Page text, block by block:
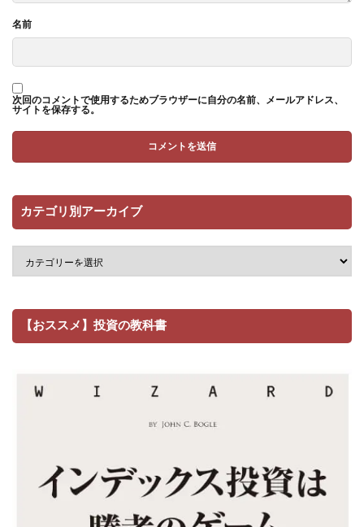
名前
次回のコメントで使用するためブラウザーに自分の名前、メールアドレス、
サイトを保存する。
カテゴリ別アーカイブ
【おススメ】投資の教科書